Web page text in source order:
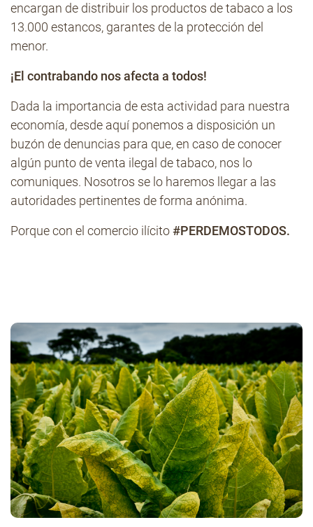
encargan de distribuir los productos de tabaco a los
13.000 estancos, garantes de la protección del
menor.
¡El contrabando nos afecta a todos!
Dada la importancia de esta actividad para nuestra
economía, desde aquí ponemos a disposición un
buzón de denuncias para que, en caso de conocer
algún punto de venta ilegal de tabaco, nos lo
comuniques. Nosotros se lo haremos llegar a las
autoridades pertinentes de forma anónima.
Porque con el comercio ilícito#PERDEMOSTODOS.